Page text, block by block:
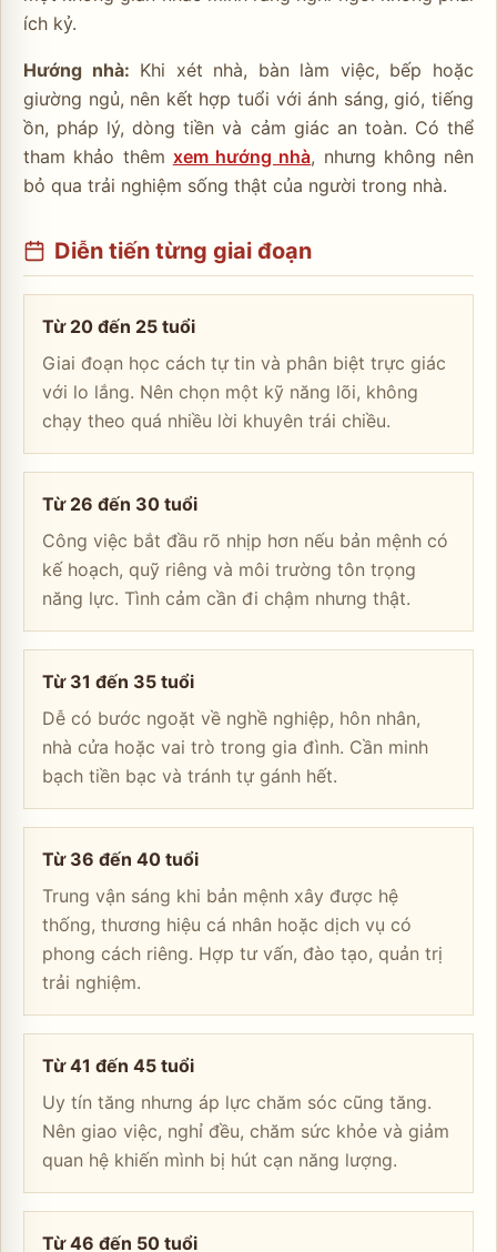
ích kỷ.
Hướng nhà: Khi xét nhà, bàn làm việc, bếp hoặc
giường ngủ, nên kết hợp tuổi với ánh sáng, gió, tiếng
ồn, pháp lý, dòng tiền và cảm giác an toàn. Có thể
tham khảo thêm xem hướng nhà, nhưng không nên
bỏ qua trải nghiệm sống thật của người trong nhà.
Diễn tiến từng giai đoạn
Từ 20 đến 25 tuổi
Giai đoạn học cách tự tin và phân biệt trực giác
với lo lắng. Nên chọn một kỹ năng lõi, không
chạy theo quá nhiều lời khuyên trái chiều.
Từ 26 đến 30 tuổi
Công việc bắt đầu rõ nhịp hơn nếu bản mệnh có
kế hoạch, quỹ riêng và môi trường tôn trọng
năng lực. Tình cảm cần đi chậm nhưng thật.
Từ 31 đến 35 tuổi
Dễ có bước ngoặt về nghề nghiệp, hôn nhân,
nhà cửa hoặc vai trò trong gia đình. Cần minh
bạch tiền bạc và tránh tự gánh hết.
Từ 36 đến 40 tuổi
Trung vận sáng khi bản mệnh xây được hệ
thống, thương hiệu cá nhân hoặc dịch vụ có
phong cách riêng. Hợp tư vấn, đào tạo, quản trị
trải nghiệm.
Từ 41 đến 45 tuổi
Uy tín tăng nhưng áp lực chăm sóc cũng tăng.
Nên giao việc, nghỉ đều, chăm sức khỏe và giảm
quan hệ khiến mình bị hút cạn năng lượng.
Từ 46 đến 50 tuổi